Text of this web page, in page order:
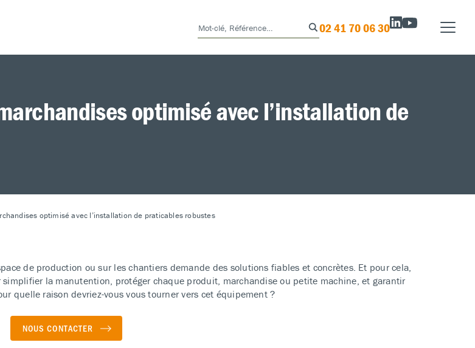
02 41 70 06 30
optimisé avec l’installation de
optimisé avec l’installation de praticables robustes
de production ou sur les chantiers demande des solutions fiables et concrètes. Et pour cela,
la manutention, protéger chaque produit, marchandise ou petite machine, et garantir
quelle raison devriez-vous vous tourner vers cet équipement ?
NOUS CONTACTER